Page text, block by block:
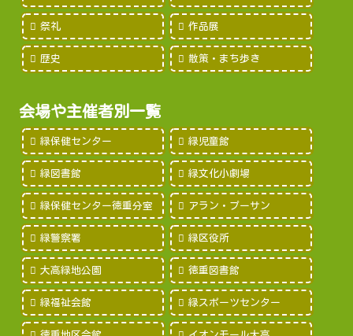
祭礼 作品展
歴史 散策・まち歩き
会場や主催者別一覧
緑保健センター 緑児童館
緑図書館 緑文化小劇場
緑保健センター徳重分室 アラン・プーサン
緑警察署 緑区役所
大高緑地公園 徳重図書館
緑福祉会館 緑スポーツセンター